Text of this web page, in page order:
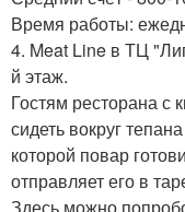
Время работы:
4. Meat Line в ТЦ
й этаж.
Гостям ресторана с
сидеть вокруг
которой повар
отправляет его в